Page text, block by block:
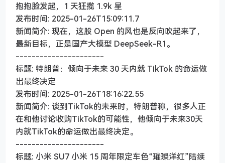
抱抱脸发起，1 天狂揽 1.9k 星
发布时间: 2025-01-26T15:09:11.7
新闻简介: 现在，这股 Open 的风也是反向吹起来了，
最新目标，正是国产大模型 DeepSeek-R1。
----------------------
标题: 特朗普：倾向于未来 30 天内就 TikTok 的命运做
出最终决定
发布时间: 2025-01-26T18:16:22.55
新闻简介: 谈到TikTok的未来时，特朗普称，很多人正
在和他讨论收购TikTok的可能性，他倾向于未来30天
内就TikTok的命运做出最终决定。
----------------------
标题: 小米 SU7 小米 15 周年限定车色“璀璨洋红”陆续